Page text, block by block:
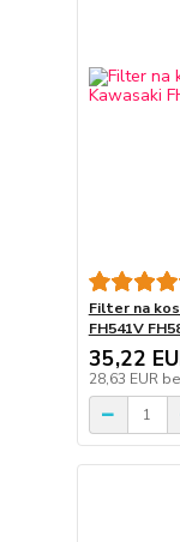
Filter na
FH541V
35,22
28,63 EUR